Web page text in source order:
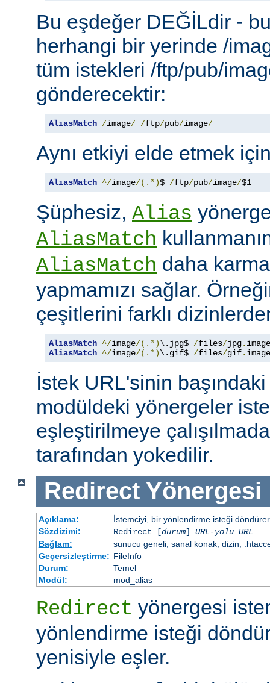
Bu eşdeğer DEĞİLdir -
herhangi bir yerinde /
tüm istekleri /ftp/pub/
gönderecektir:
AliasMatch /image/ /ftp/pub/image/
Aynı etkiyi elde etmek
AliasMatch ^/image/(.*)$ /ftp/pub/image/$1
Şüphesiz, Alias
AliasMatch
AliasMatch daha
yapmamızı sağlar.
çeşitlerini farklı
AliasMatch ^/image/(.*)\.jpg$ /files/jpg.
AliasMatch ^/image/(.*)\.gif$ /files/gif.
İstek URL'sinin
modüldeki yönergeler
eşleştirilmeye
tarafından yokedilir.
Redirect Yönergesi
Açıklama:
İstemciyi, bir yönlendirme isteği
Sözdizimi:
Redirect [durum] URL-yolu URL
Bağlam:
sunucu geneli, sanal konak, dizin,
Geçersizleştirme: FileInfo
Durum:
Temel
Modül:
mod_alias
Redirect yönergesi
yönlendirme isteği
yenisiyle eşler.